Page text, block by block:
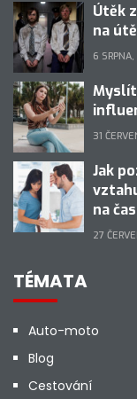
Útěk
na
6
31
Jak
na
27
TÉMATA
Auto-moto
Blog
Cestování